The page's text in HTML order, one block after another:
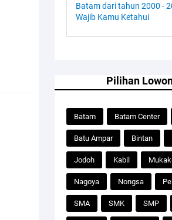
Batam dari tahun 2000 -
Wajib Kamu Ketahui
Pilihan
Batam Batam Center
Batu Ampar Bintan
Jodoh Kabil
Nagoya Nongsa
SMA SMK SMP